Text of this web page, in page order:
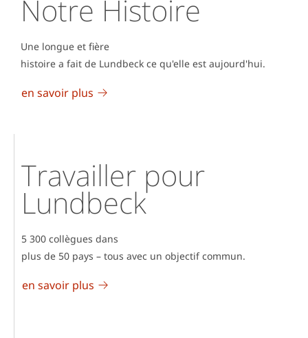
Notre Histoire
Une longue et fière
histoire a fait de Lundbeck ce qu'elle est aujourd'hui.
en savoir plus
Travailler pour
Lundbeck
5 300 collègues dans
plus de 50 pays – tous avec un objectif commun.
en savoir plus